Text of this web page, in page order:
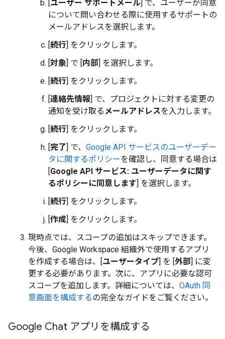
ユーザー サポートメール ] で、ユーザーが同意
について問い合わせる際に使用するサポートの
メールアドレスを選択します。
[続行] をクリックします。
[対象] で [内部] を選択します。
[続行] をクリックします。
[連絡先情報] で、プロジェクトに対する変更の
通知を受け取るメールアドレスを入力します。
[続行] をクリックします。
[完了] で、 Google API サービスのユーザーデー
タに関するポリシーを確認し、同意する場合は
[Google API サービス: ユーザーデータに関す
るポリシーに同意します] を選択します。
[続行] をクリックします。
[作成] をクリックします。
現時点では、スコープの追加はスキップできます。
今後、Google Workspace 組織外で使用するアプリ
を作成する場合は、[ユーザータイプ] を [外部] に変
更する必要があります。次に、アプリに必要な認可
スコープを追加します。詳細については、 OAuth 同
意画面を構成するの完全なガイドをご覧ください。
Google Chat アプリを構成する